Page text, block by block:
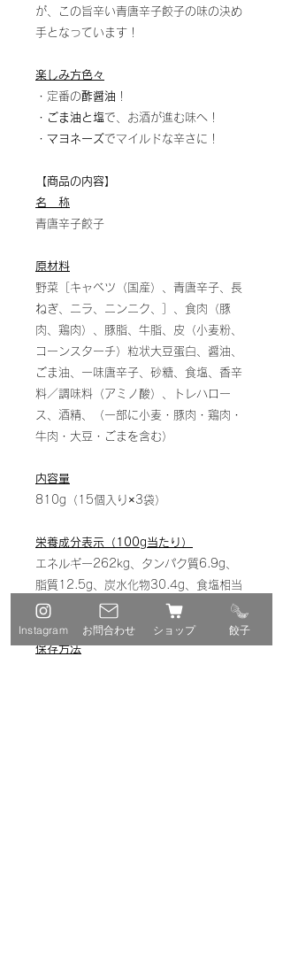
が、この旨辛い青唐辛子餃子の味の決め
手となっています！
楽しみ方色々
・定番の酢醤油 ！
・ ごま油と塩で、お酒が進む味へ！
・ マヨネーズでマイルドな辛さに！
【商品の内容】
名 称
青唐辛子餃子
原材料
野菜［キャベツ（国産）、青唐辛子、長
ねぎ、ニラ、ニンニク、］、食肉（豚
肉、鶏肉）、豚脂、牛脂、皮（小麦粉、
コーンスターチ）粒状大豆蛋白、醤油、
ごま油、一味唐辛子、砂糖、食塩、香辛
料／調味料（アミノ酸）、トレハロー
ス、酒精、（一部に小麦・豚肉・鶏肉・
牛肉・大豆・ごまを含む）
内容量
810g（15個入り×3袋）
栄養成分表示（100g当たり）
エネルギー262kg、タンパク質6.9g、
脂質12.5g、炭水化物30.4g、食塩相当
量0.9g
保存方法
Instagram お問合わせ ショップ 餃子